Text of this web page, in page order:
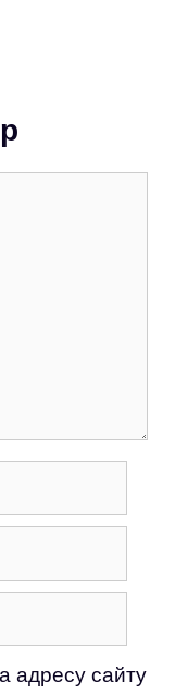
адресу сайту